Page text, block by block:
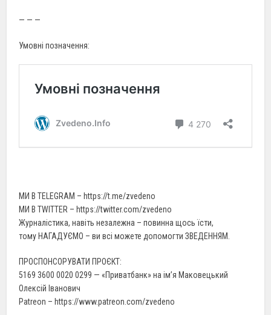
— — —
Умовні позначення:
МИ В TELEGRAM – https://t.me/zvedeno
МИ В TWITTER – https://twitter.com/zvedeno
Журналістика, навіть незалежна – повинна щось їсти,
тому НАГАДУЄМО – ви всі можете допомогти ЗВЕДЕННЯМ.
ПРОСПОНСОРУВАТИ ПРОЄКТ:
5169 3600 0020 0299 — «Приватбанк» на ім’я Маковецький
Олексій Іванович
Patreon – https://www.patreon.com/zvedeno